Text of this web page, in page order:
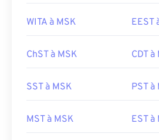
WITA à MSK EEST
ChST à MSK CDT à
SST à MSK PST à
MST à MSK EST à